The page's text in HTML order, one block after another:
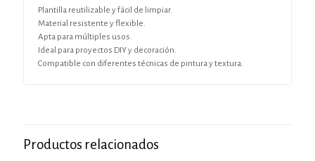
Plantilla reutilizable y fácil de limpiar.
Material resistente y flexible.
Apta para múltiples usos.
Ideal para proyectos DIY y decoración.
Compatible con diferentes técnicas de pintura y textura.
Productos relacionados